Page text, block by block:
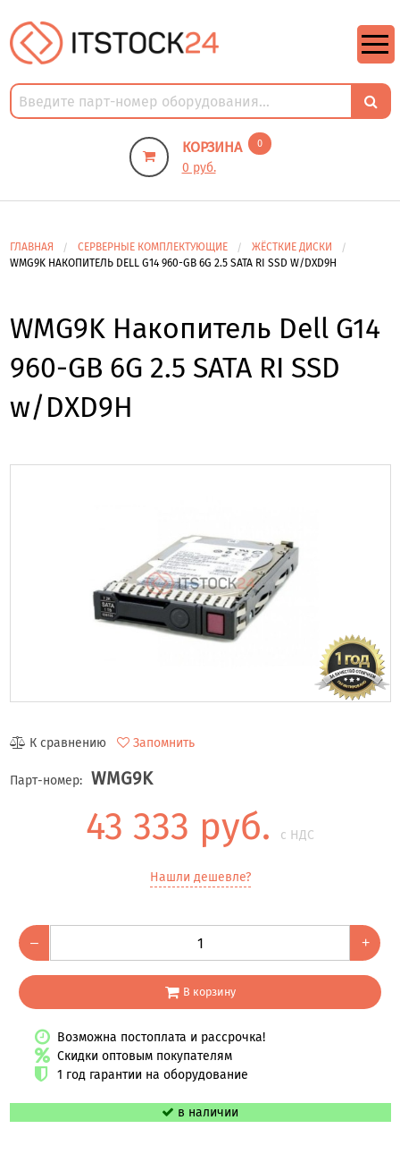
КОРЗИНА 0
0 руб.
ГЛАВНАЯ СЕРВЕРНЫЕ КОМПЛЕКТУЮЩИЕ
ЖЁСТКИЕ ДИСКИ
WMG9K НАКОПИТЕЛЬ DELL G14 960-GB 6G 2.5 SATA RI SSD W/DXD9H
WMG9K Накопитель Dell G14
960-GB 6G 2.5 SATA RI SSD
w/DXD9H
К сравнению Запомнить
Парт-номер: WMG9K
43 333 руб. с НДС
Нашли дешевле?
– +
В корзину
Возможна постоплата и рассрочка!
Скидки оптовым покупателям
1 год гарантии на оборудование
в наличии